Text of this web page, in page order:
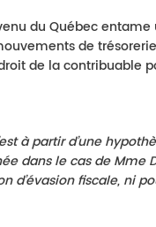
du Québec
de
de la contribuable
à partir d’une
dans le cas de Mme
d’évasion fiscale, ni